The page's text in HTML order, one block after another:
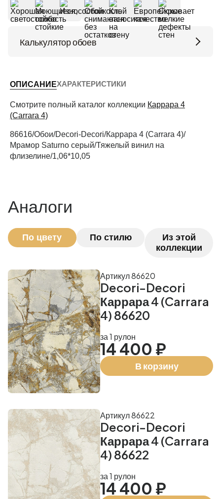
Калькулятор обоев
Периметр комнаты (м)
Рассчитать
ОПИСАНИЕХАРАКТЕРИСТИКИ
Смотрите полный каталог коллекции Каррара 4
(Carrara 4)
86616/Обои/Decori-Decori/Каррара 4 (Carrara 4)/
Мрамор Saturno серый/Тяжелый винил на
флизелине/1,06*10,05
Аналоги
По цвету По стилю
Из этой
коллекции
Decori-Decori
Каррара 4 (Carrara
4) 86620
Артикул 86620
за 1 рулон
14 400 ₽
В корзину
Decori-Decori
Каррара 4 (Carrara
4) 86622
Артикул 86622
за 1 рулон
14 400 ₽